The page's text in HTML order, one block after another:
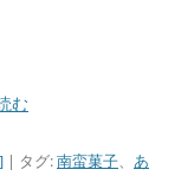
む
| タグ:南蛮菓子、 あ